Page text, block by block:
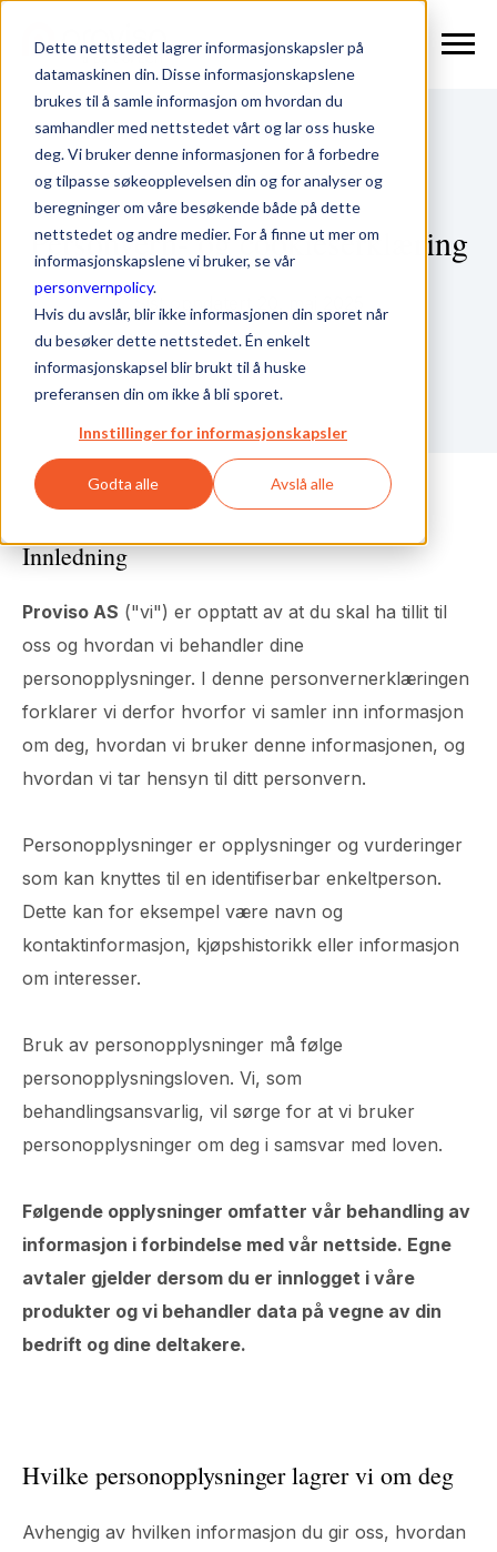
Dette nettstedet lagrer informasjonskapsler på
datamaskinen din. Disse informasjonskapslene
brukes til å samle informasjon om hvordan du
samhandler med nettstedet vårt og lar oss huske
deg. Vi bruker denne informasjonen for å forbedre
og tilpasse søkeopplevelsen din og for analyser og
beregninger om våre besøkende både på dette
nettstedet og andre medier. For å finne ut mer om
informasjonskapslene vi bruker, se vår
personvernpolicy.
Hvis du avslår, blir ikke informasjonen din sporet når
du besøker dette nettstedet. Én enkelt
informasjonskapsel blir brukt til å huske
preferansen din om ikke å bli sporet.
Innstillinger for informasjonskapsler
Godta alle Avslå alle
Personvern- og cookieserklæring
Sist oppdatert 20. mai 2025
Innledning
Proviso AS ("vi") er opptatt av at du skal ha tillit til
oss og hvordan vi behandler dine
personopplysninger. I denne personvernerklæringen
forklarer vi derfor hvorfor vi samler inn informasjon
om deg, hvordan vi bruker denne informasjonen, og
hvordan vi tar hensyn til ditt personvern.
Personopplysninger er opplysninger og vurderinger
som kan knyttes til en identifiserbar enkeltperson.
Dette kan for eksempel være navn og
kontaktinformasjon, kjøpshistorikk eller informasjon
om interesser.
Bruk av personopplysninger må følge
personopplysningsloven. Vi, som
behandlingsansvarlig, vil sørge for at vi bruker
personopplysninger om deg i samsvar med loven.
Følgende opplysninger omfatter vår behandling av
informasjon i forbindelse med vår nettside. Egne
avtaler gjelder dersom du er innlogget i våre
produkter og vi behandler data på vegne av din
bedrift og dine deltakere.
Hvilke personopplysninger lagrer vi om deg
Avhengig av hvilken informasjon du gir oss, hvordan